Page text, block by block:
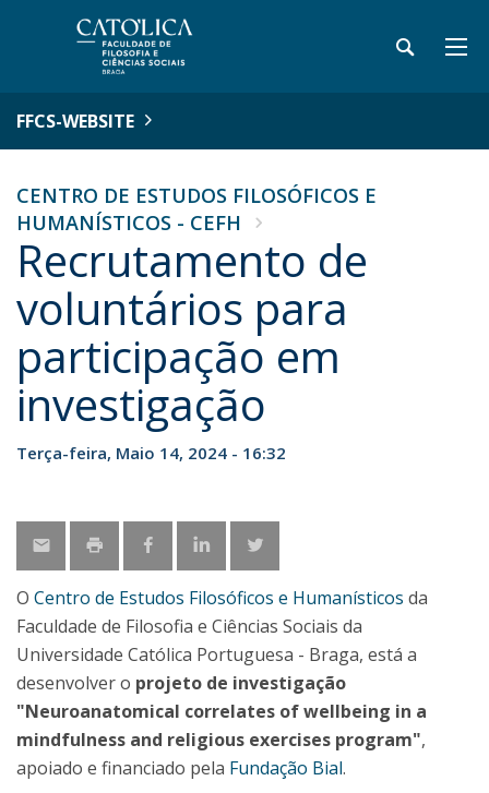
FFCS-WEBSITE
CENTRO DE ESTUDOS FILOSÓFICOS E
HUMANÍSTICOS - CEFH
Recrutamento de
voluntários para
participação em
investigação
Terça-feira, Maio 14, 2024 - 16:32
O Centro de Estudos Filosóficos e Humanísticos da
Faculdade de Filosofia e Ciências Sociais da
Universidade Católica Portuguesa - Braga, está a
desenvolver o projeto de investigação
"Neuroanatomical correlates of wellbeing in a
mindfulness and religious exercises program",
apoiado e financiado pela Fundação Bial.